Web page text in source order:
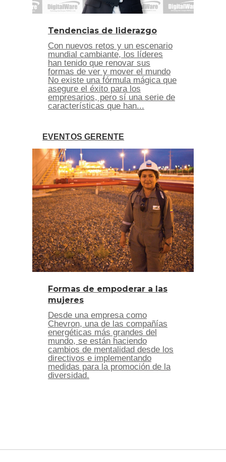
Tendencias de liderazgo
Con nuevos retos y un escenario
mundial cambiante, los líderes
han tenido que renovar sus
formas de ver y mover el mundo
No existe una fórmula mágica que
asegure el éxito para los
empresarios, pero sí una serie de
características que han...
EVENTOS GERENTE
Formas de empoderar a las
mujeres
Desde una empresa como
Chevron, una de las compañías
energéticas más grandes del
mundo, se están haciendo
cambios de mentalidad desde los
directivos e implementando
medidas para la promoción de la
diversidad.